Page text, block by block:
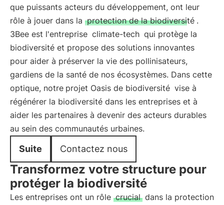
que puissants acteurs du développement, ont leur
rôle à jouer dans la protection de la biodiversité .
3Bee est l'entreprise climate-tech qui protège la
biodiversité et propose des solutions innovantes
pour aider à préserver la vie des pollinisateurs,
gardiens de la santé de nos écosystèmes. Dans cette
optique, notre projet Oasis de biodiversité vise à
régénérer la biodiversité dans les entreprises et à
aider les partenaires à devenir des acteurs durables
au sein des communautés urbaines.
Suite Contactez nous
Transformez votre structure pour
protéger la biodiversité
Les entreprises ont un rôle crucial dans la protection